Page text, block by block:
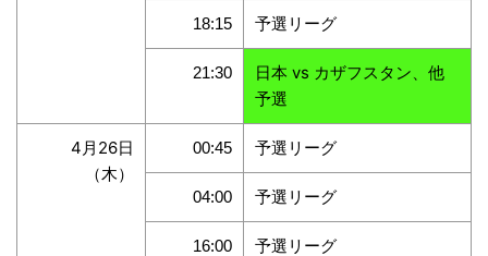
18:15 予選リーグ
21:30
日本 vs カザフスタン、他
予選
4月26日
（木）
00:45 予選リーグ
04:00 予選リーグ
16:00 予選リーグ